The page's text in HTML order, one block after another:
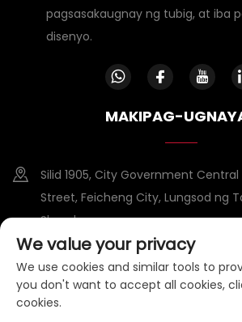
pagsasakaugnay ng tubig, at iba
disenyo.
MAKIPAG-
Silid 1905, City Government
Street, Feicheng City, Lungsod ng
Shandong
+86-15953807388
[email
We value your privacy
We use cookies and similar tools to
you don't want to accept all cookies,
cookies.